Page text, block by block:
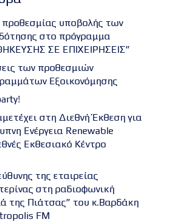
υποβολής των
στο πρόγραμμα
ΣΕ ΕΠΙΧΕΙΡΗΣΕΙΣ”
των προθεσμιών
Εξοικονόμησης
στη Διεθνή Έκθεση για
Ενέργεια Renewable
Εκθεσιακό Κέντρο
της εταιρείας
στη ραδιοφωνική
της Πιάτσας” του κ.Βαρδάκη
FM